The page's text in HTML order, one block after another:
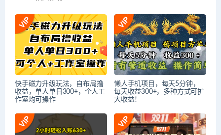
快手磁力升级玩法，自布局撸
收益，单人单日300+，个人工
作室均可操作
懒人手机项目，每天5分钟，
每天收益300+，多种方式可扩
大收益！